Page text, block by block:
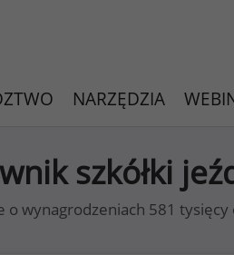
NARZĘDZIA
szkółki
o wynagrodzeniach 581 tysięcy